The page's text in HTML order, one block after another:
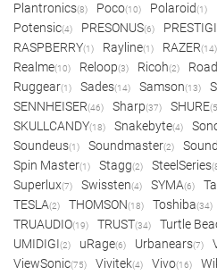
Plantronics(8) Poco(10) Polaroid(1)
Potensic(4) PRESONUS(6)
RASPBERRY(1) Rayline(1) RAZER(14)
Realme(10) Reloop(3) Ricoh(2)
Ruggear(1) Sades(14) Samson(13)
SENNHEISER(46) Sharp(37) SHURE
SKULLCANDY(18) Snakebyte(4)
Soundeus(1) Soundmaster(2)
Spin Master(1) Stagg(2) SteelSeries
Superlux(7) Swissten(4) SYMA(6)
TESLA(2) THOMSON(18) Toshiba(34)
TRUAUDIO(19) TRUST(34) Turtle
UMIDIGI(2) uRage(6) Urbanears(7)
ViewSonic(75) Vivitek(4) Vivo(16)